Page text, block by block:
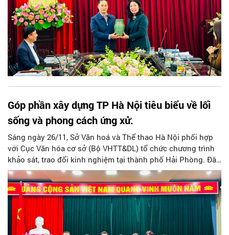
Góp phần xây dựng TP Hà Nội tiêu biểu về lối
sống và phong cách ứng xử.
Sáng ngày 26/11, Sở Văn hoá và Thể thao Hà Nội phối hợp
với Cục Văn hóa cơ sở (Bộ VHTT&DL) tổ chức chương trình
khảo sát, trao đổi kinh nghiệm tại thành phố Hải Phòng. Đây
là hoạt động nhằm triển khai các giải pháp thực hiện tuyên
truyền về hệ giá trị văn hóa, hệ giá trị gia đình và chuẩn mực
con người Việt Nam trong thời kỳ mới; Tăng cường thực hiện
nhiệm vụ xây dựng người Hà Nội thanh lịch, văn minh.